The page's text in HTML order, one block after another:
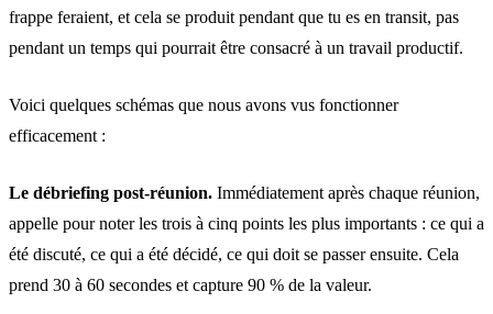
frappe feraient, et cela se produit pendant que tu es en transit, pas
pendant un temps qui pourrait être consacré à un travail productif.
Voici quelques schémas que nous avons vus fonctionner
efficacement :
Le débriefing post-réunion. Immédiatement après chaque réunion,
appelle pour noter les trois à cinq points les plus importants : ce qui a
été discuté, ce qui a été décidé, ce qui doit se passer ensuite. Cela
prend 30 à 60 secondes et capture 90 % de la valeur.